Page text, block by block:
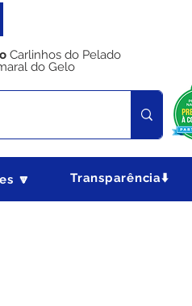
Carlinhos do Pelado
do Gelo
🔽 Transparência⬇️